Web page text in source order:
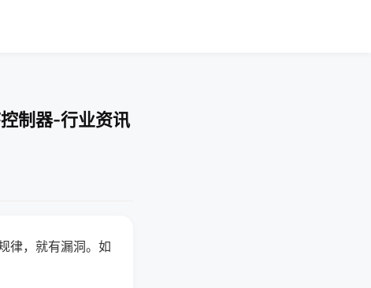
制器-行业资讯
律，就有漏洞。如